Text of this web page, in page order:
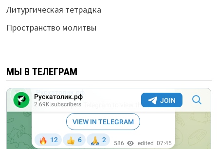
Литургическая тетрадка
Пространство молитвы
МЫ В ТЕЛЕГРАМ